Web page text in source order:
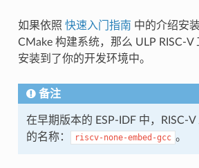
如果依照 快速入门指南 中的介绍安
CMake 构建系统，那么 ULP RISC-V
安装到了你的开发环境中。
备注
在早期版本的 ESP-IDF 中，RISC-V
的名称：
riscv-none-embed-gcc 。